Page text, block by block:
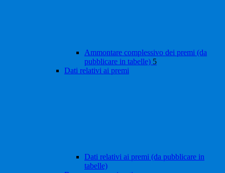
Ammontare complessivo dei premi (da
pubblicare in tabelle) 5
Dati relativi ai premi
Dati relativi ai premi (da pubblicare in
tabelle)